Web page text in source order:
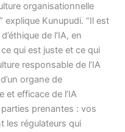
organisationnelle
explique Kunupudi. “Il est
de l’IA, en
qui est juste et ce qui
responsable de l’IA
organe de
et efficace de l’IA
prenantes : vos
les régulateurs qui